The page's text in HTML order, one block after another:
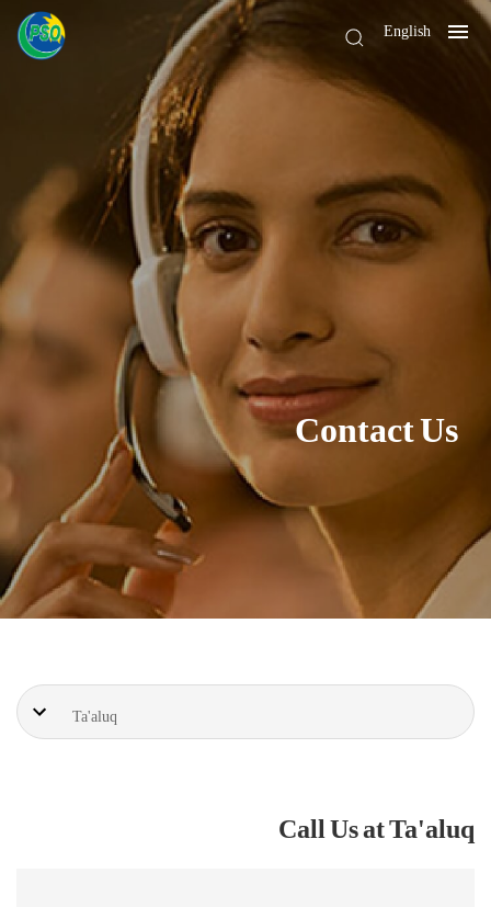
English
Contact Us
Ta'aluq
Call Us at Ta'aluq